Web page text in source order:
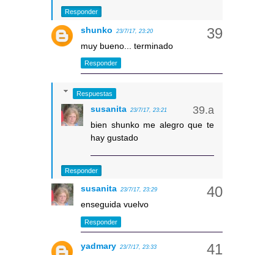
Responder
shunko 23/7/17, 23:20
muy bueno... terminado
Responder
Respuestas
susanita 23/7/17, 23:21
bien shunko me alegro que te
hay gustado
Responder
susanita 23/7/17, 23:29
enseguida vuelvo
Responder
yadmary 23/7/17, 23:33